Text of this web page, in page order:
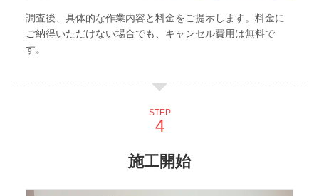
調査後、具体的な作業内容と料金をご提示します。料金に
ご納得いただけない場合でも、キャンセル費用は無料で
す。
STEP
施工開始